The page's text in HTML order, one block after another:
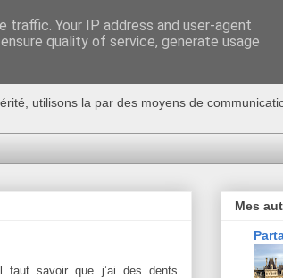
utilisons la par des moyens de
faut savoir que j’ai des dents
Mes
Your IP address and user-agent
quality of service, generate usage